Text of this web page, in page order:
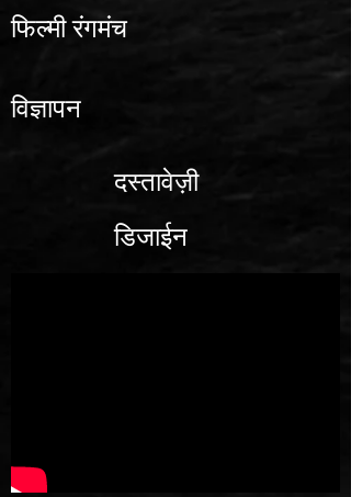
फिल्मी रंगमंच
विज्ञापन
दस्तावेज़ी
डिजाईन